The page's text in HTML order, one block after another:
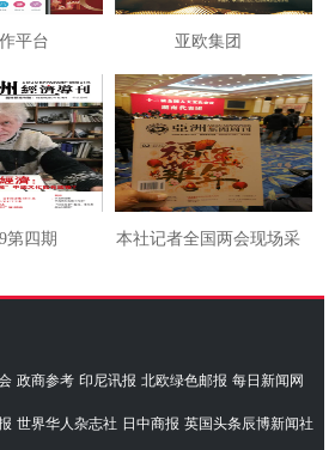
平台 亚欧集团
第四期 本社记者全国两会现场采
访湖南代表团
政商参考 印尼讯报 北欧绿色邮报 每日新闻网
世界华人杂志社 日中商报 英国头条辰博新闻社